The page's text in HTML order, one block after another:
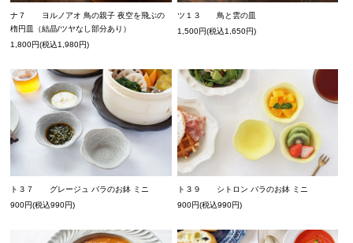
ナ７ ヨルノアオ 鳥の親子 夜空を飛ぶの
楕円皿（結晶/ツヤなし部分あり）
1,800円(税込1,980円)
ツ１３ 鳥と雲の皿
1,500円(税込1,650円)
ト３７ グレージュ バラのお鉢 ミニ
900円(税込990円)
ト３９ シトロン バラのお鉢 ミニ
900円(税込990円)